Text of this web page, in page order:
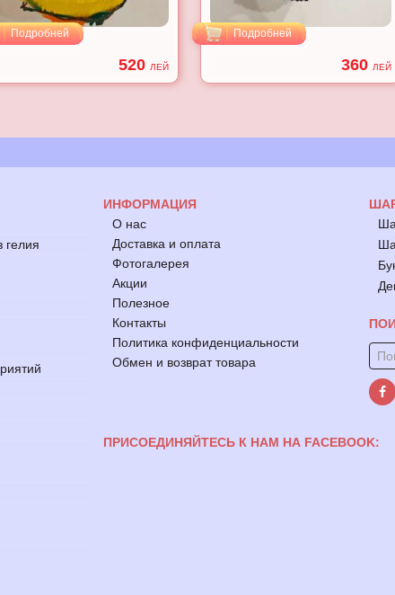
Подробней
520 ЛЕЙ
Подробней
360 ЛЕЙ
ИНФОРМАЦИЯ
О нас
Доставка и оплата
Фотогалерея
Акции
Полезное
Контакты
Политика конфиденциальности
Обмен и возврат товара
ПРИСОЕДИНЯЙТЕСЬ К НАМ НА FACEBOOK: